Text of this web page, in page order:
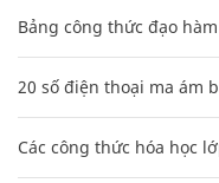
Bảng công thức đạo
20 số điện thoại ma ám
Các công thức hóa học